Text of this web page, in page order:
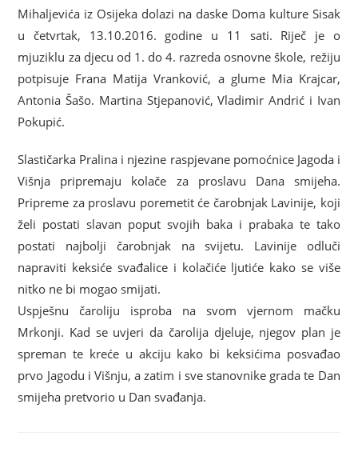
Mihaljevića iz Osijeka dolazi na daske Doma kulture Sisak
u četvrtak, 13.10.2016. godine u 11 sati. Riječ je o
mjuziklu za djecu od 1. do 4. razreda osnovne škole, režiju
potpisuje Frana Matija Vranković, a glume Mia Krajcar,
Antonia Šašo. Martina Stjepanović, Vladimir Andrić i Ivan
Pokupić.
Slastičarka Pralina i njezine raspjevane pomoćnice Jagoda i
Višnja pripremaju kolače za proslavu Dana smijeha.
Pripreme za proslavu poremetit će čarobnjak Lavinije, koji
želi postati slavan poput svojih baka i prabaka te tako
postati najbolji čarobnjak na svijetu. Lavinije odluči
napraviti keksiće svađalice i kolačiće ljutiće kako se više
nitko ne bi mogao smijati.
Uspješnu čaroliju isproba na svom vjernom mačku
Mrkonji. Kad se uvjeri da čarolija djeluje, njegov plan je
spreman te kreće u akciju kako bi keksićima posvađao
prvo Jagodu i Višnju, a zatim i sve stanovnike grada te Dan
smijeha pretvorio u Dan svađanja.